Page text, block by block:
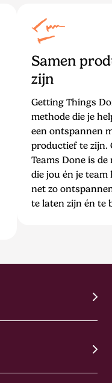
Samen
zijn
Getting Things
methode die je
een ontspannen
productief te zijn.
Teams Done is de
die jou én je team
net zo
te laten zijn én te